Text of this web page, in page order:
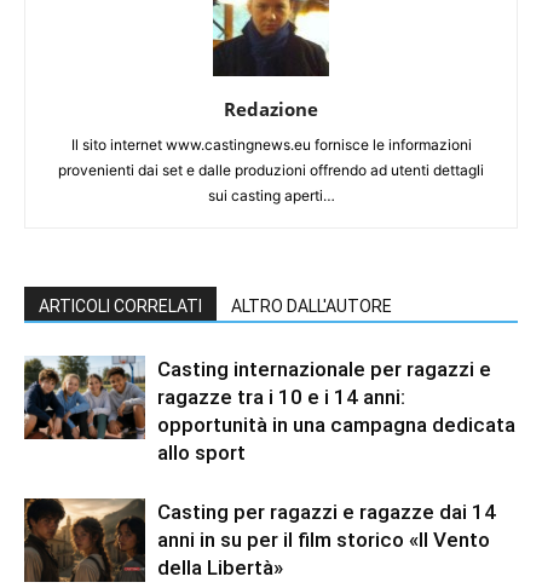
Redazione
Il sito internet www.castingnews.eu fornisce le informazioni
provenienti dai set e dalle produzioni offrendo ad utenti dettagli
sui casting aperti…
ARTICOLI CORRELATI ALTRO DALL'AUTORE
Casting internazionale per ragazzi e
ragazze tra i 10 e i 14 anni:
opportunità in una campagna dedicata
allo sport
Casting per ragazzi e ragazze dai 14
anni in su per il film storico «Il Vento
della Libertà»